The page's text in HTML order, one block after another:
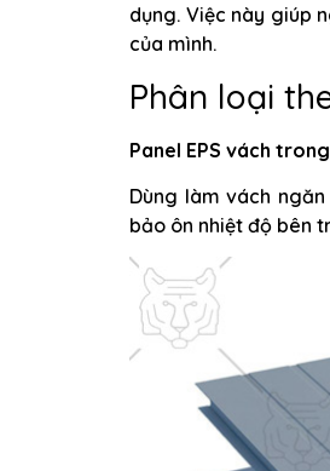
dụng. Việc này giúp
của mình.
Phân loại
Panel EPS vách
Dùng làm vách
bảo ôn nhiệt độ bên